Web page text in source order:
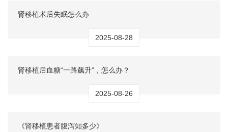
肾移植术后失眠怎么办
2025-08-28
肾移植后血糖“一路飙升”，怎么办？
2025-08-26
《肾移植患者腹泻知多少》